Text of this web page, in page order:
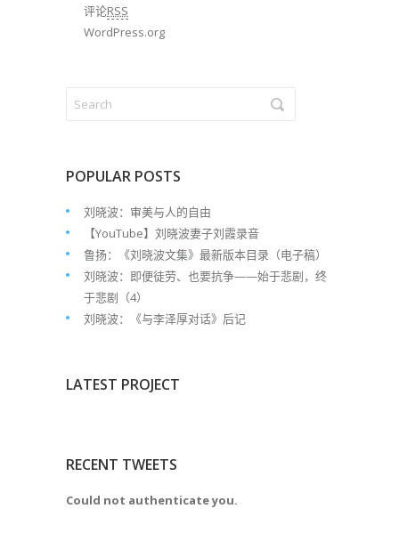
评论RSS
WordPress.org
POPULAR POSTS
刘晓波：审美与人的自由
【YouTube】刘晓波妻子刘霞录音
鲁扬：《刘晓波文集》最新版本目录（电子稿）
刘晓波：即便徒劳、也要抗争——始于悲剧，终
于悲剧（4）
刘晓波：《与李泽厚对话》后记
LATEST PROJECT
RECENT TWEETS
Could not authenticate you.